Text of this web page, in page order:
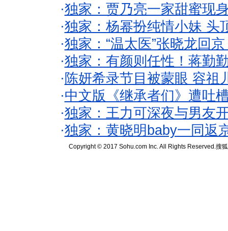
·独家：贾乃亮一家甜蜜现
·独家：杨幂扮纯情小妹 头
·独家：“温太医”张晓龙回
·独家：有颜则任性！蒋勤
· 陈妍希录节目被蒙眼 容祖
·中文版《继承者们》遭吐
·独家：王力可深夜与男友
·独家：黄晓明baby一同返
Copyright © 2017 Sohu.com Inc. All Rights Reserved.搜